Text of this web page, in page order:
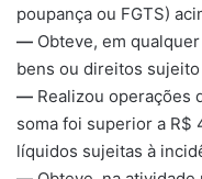
poupança ou FGTS)
— Obteve, em
bens ou direitos
— Realizou operações
soma foi superior a R$
líquidos sujeitas à